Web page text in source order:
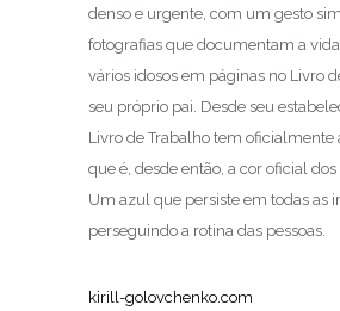
denso e urgente, com um gesto
fotografias que documentam a
vários idosos em páginas no Livro
seu próprio pai. Desde seu
Livro de Trabalho tem oficialmente
que é, desde então, a cor oficial
Um azul que persiste em todas as
perseguindo a rotina das pessoas.
kirill-golovchenko.com